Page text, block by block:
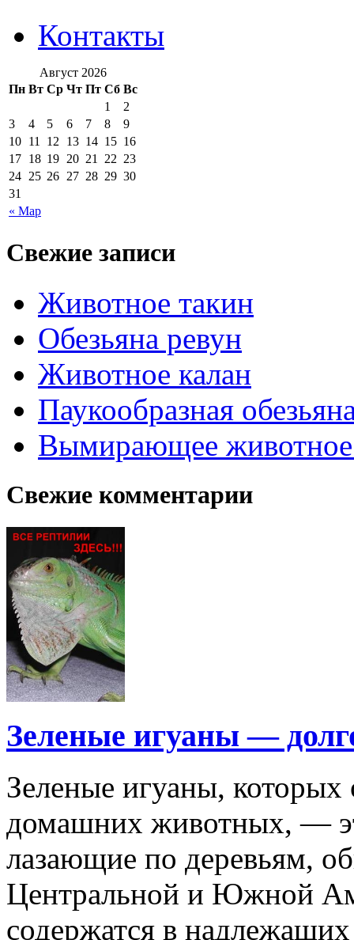
Контакты
Август 2026
Пн Вт Ср Чт Пт Сб Вс
« Мар
1
2
3
4 5 6 7 8
9
10 11 12 13 14 15 16
17 18 19 20 21 22 23
24 25 26 27 28 29 30
31
Свежие записи
Животное такин
Обезьяна ревун
Животное калан
Паукообразная
Вымирающее
Свежие комментарии
Зеленые игуаны —
Зеленые игуаны, которых
домашних животных, —
лазающие по деревьям,
Центральной и Южной
содержатся в